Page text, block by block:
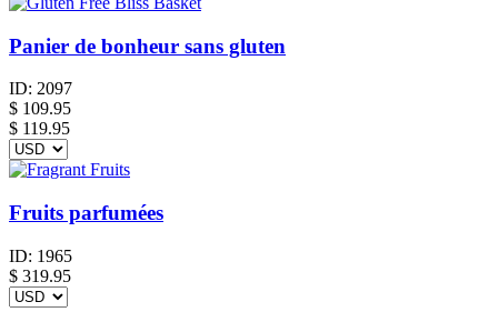
Panier de bonheur sans gluten
ID: 2097
$ 109.95
$ 119.95
Fruits parfumées
ID: 1965
$ 319.95